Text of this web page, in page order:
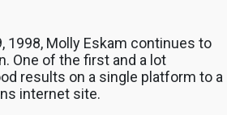
1998, Molly Eskam continues to
One of the first and a lot
results on a single platform to a
internet site.